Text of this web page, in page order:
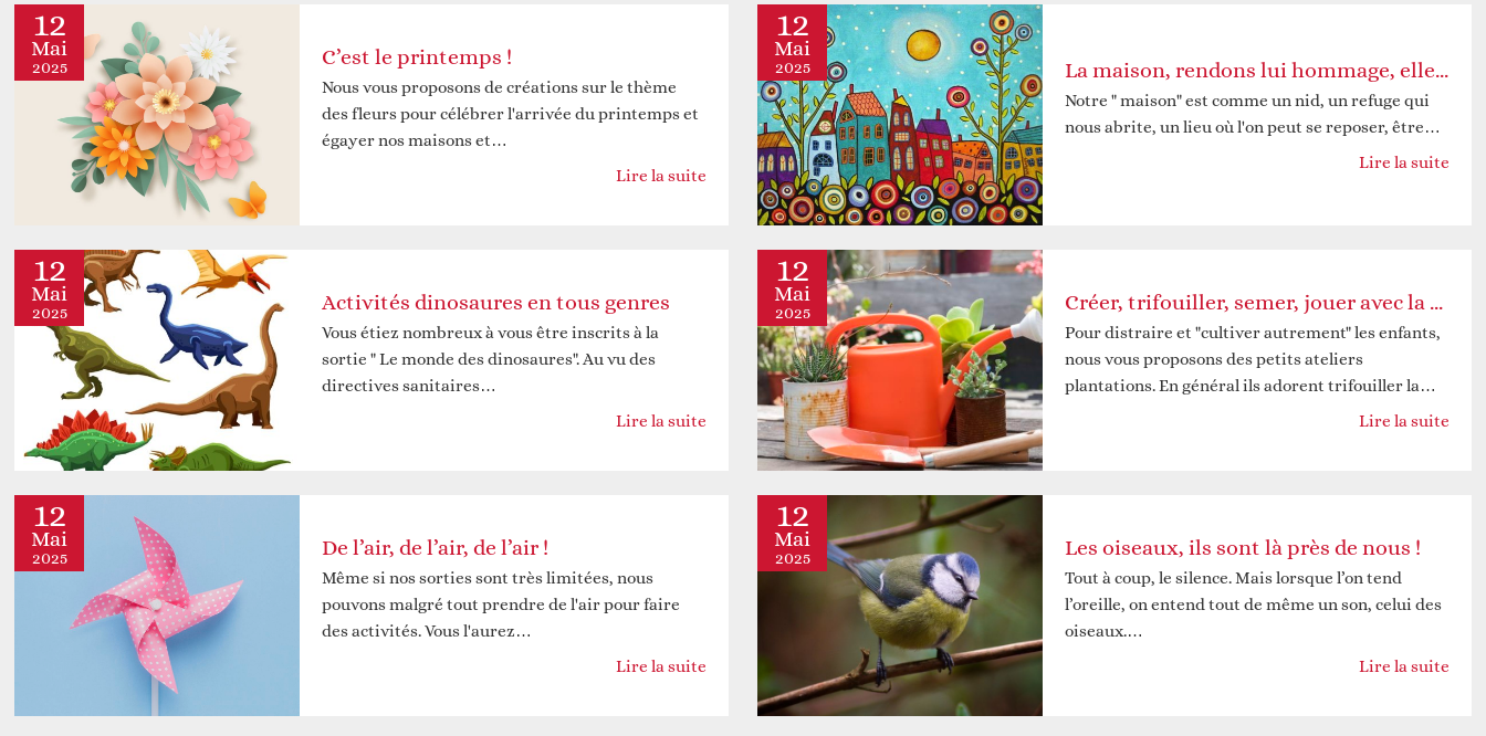
12
Mai
2025 C’est le printemps !
Nous vous proposons de créations sur le thème
des fleurs pour célébrer l'arrivée du printemps et
égayer nos maisons et…
Lire la suite
12
Mai
2025 La maison, rendons lui hommage, elle nous accueille et nous protège
Notre " maison" est comme un nid, un refuge qui
nous abrite, un lieu où l'on peut se reposer, être…
Lire la suite
12
Mai
2025 Activités dinosaures en tous genres
Vous étiez nombreux à vous être inscrits à la
sortie " Le monde des dinosaures". Au vu des
directives sanitaires…
Lire la suite
12
Mai
2025 Créer, trifouiller, semer, jouer avec la terre et cuisiner
Pour distraire et "cultiver autrement" les enfants,
nous vous proposons des petits ateliers
plantations. En général ils adorent trifouiller la…
Lire la suite
12
Mai
2025 De l’air, de l’air, de l’air !
Même si nos sorties sont très limitées, nous
pouvons malgré tout prendre de l'air pour faire
des activités. Vous l'aurez…
Lire la suite
12
Mai
2025 Les oiseaux, ils sont là près de nous !
Tout à coup, le silence. Mais lorsque l’on tend
l’oreille, on entend tout de même un son, celui des
oiseaux.…
Lire la suite